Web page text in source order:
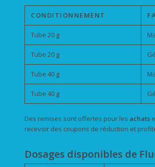
CONDITIONNEMENT
Tube 20 g
Tube 20 g
Tube 40 g
Tube 40 g
Des remises sont offertes pour les achats
recevoir des coupons de réduction et
Dosages disponibles de